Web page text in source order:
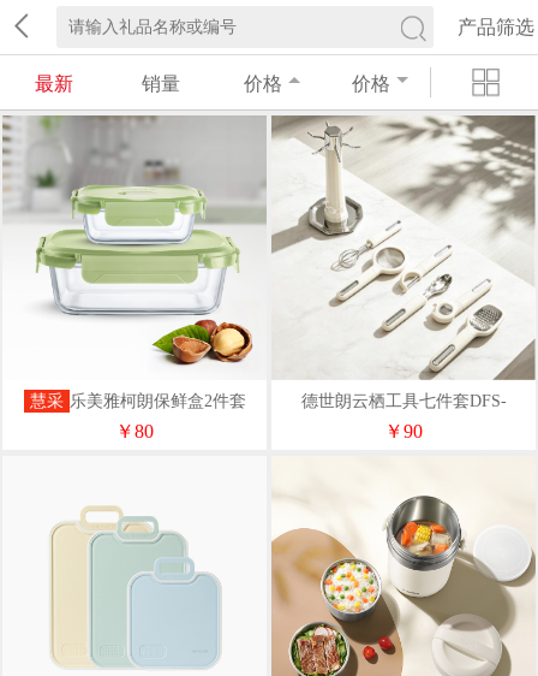
产品筛选
最新 销量 价格 价格
慧采 乐美雅柯朗保鲜盒2件套
X1243
￥80
德世朗云栖工具七件套DFS-
TZ3008-7A
￥90